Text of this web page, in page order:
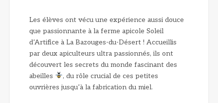
Les élèves ont vécu une expérience aussi douce
que passionnante à la ferme apicole Soleil
d’Artifice à La Bazouges-du-Désert ! Accueillis
par deux apiculteurs ultra passionnés, ils ont
découvert les secrets du monde fascinant des
abeilles
, du rôle crucial de ces petites
ouvrières jusqu’à la fabrication du miel.